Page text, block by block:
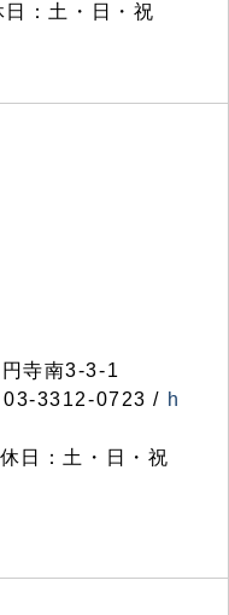
：土・日・祝
寺南3-3-1
3312-0723 / h
日：土・日・祝